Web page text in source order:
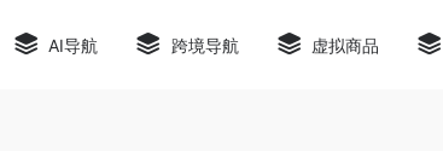
AI导航 跨境导航 虚拟商品